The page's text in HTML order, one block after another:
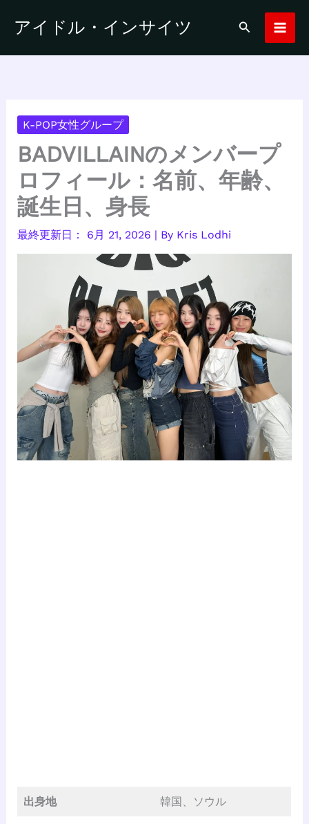
アイドル・インサイツ
検
K-POP女性グループ
BADVILLAINのメンバープ
ロフィール：名前、年齢、
誕生日、身長
6月 21, 2026 | By Kris Lodhi
出身地 韓国、ソウル